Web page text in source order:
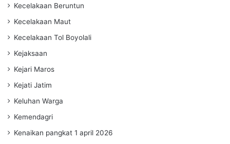
Kecelakaan Beruntun
Kecelakaan Maut
Kecelakaan Tol Boyolali
Kejaksaan
Kejari Maros
Kejati Jatim
Keluhan Warga
Kemendagri
Kenaikan pangkat 1 april 2026